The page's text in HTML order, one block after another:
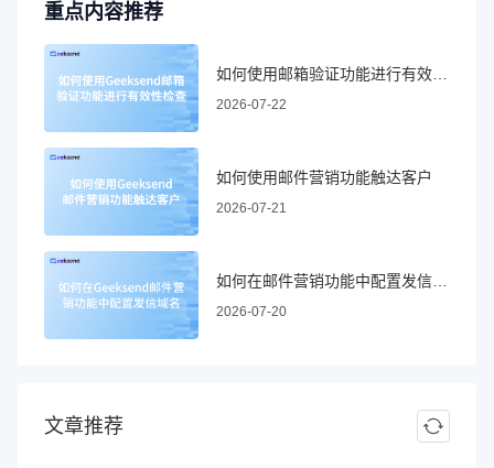
重点内容推荐
2026-07-22
如何使用邮件营销功能触达客户
2026-07-21
2026-07-20
文章推荐